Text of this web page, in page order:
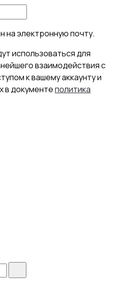
на электронную почту.
использоваться для
взаимодействия с
к вашему аккаунту и
в документеполитика